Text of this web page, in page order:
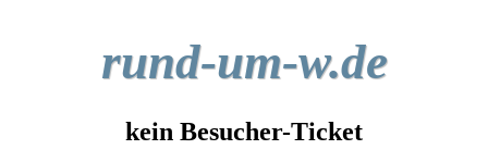
rund-um-w.de
kein Besucher-Ticket